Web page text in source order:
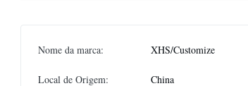
Nome da marca: XHS/Customize
Local de Origem: China